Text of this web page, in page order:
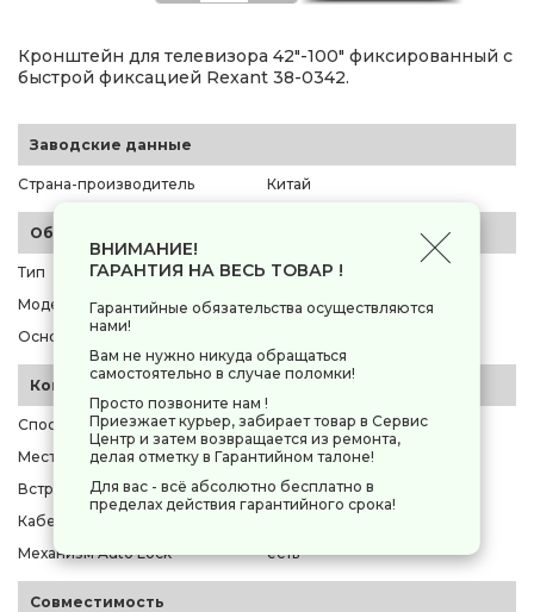
Кронштейн для телевизора 42"-100" фиксированный с
быстрой фиксацией Rexant 38-0342.
Заводские данные
Страна-производитель Китай
Общие параметры
Тип
кронштейн для ТВ
Модель
Rexant 38-0342
Основной цвет
Конструкция
Способ регулировки
фиксированный
Место крепления кронштейна
к стене
Встроенный уровень
нет
Кабель-канал
Механизм Auto Lock
есть
Совместимость
ВНИМАНИЕ!
ГАРАНТИЯ НА ВЕСЬ ТОВАР !
Гарантийные обязательства осуществляются
нами!
Вам не нужно никуда обращаться
самостоятельно в случае поломки!
Просто позвоните нам !
Приезжает курьер, забирает товар в Сервис
Центр и затем возвращается из ремонта,
делая отметку в Гарантийном талоне!
Для вас - всё абсолютно бесплатно в
пределах действия гарантийного срока!